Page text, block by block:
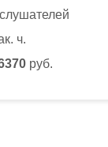
слушателей
ч.
руб.